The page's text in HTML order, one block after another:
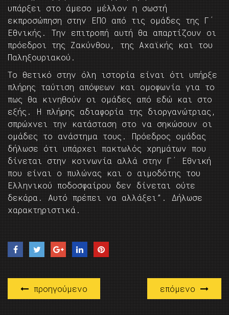
υπάρξει στο άμεσο μέλλον η σωστή
εκπροσώπηση στην ΕΠΟ από τις ομάδες της Γ΄
Εθνικής. Την επιτροπή αυτή θα απαρτίζουν οι
πρόεδροι της Ζακύνθου, της Αχαϊκής και του
Παληξουριακού.
Το θετικό στην όλη ιστορία είναι ότι υπήρξε
πλήρης ταύτιση απόψεων και ομοφωνία για το
πως θα κινηθούν οι ομάδες από εδώ και στο
εξής. Η πλήρης αδιαφορία της διοργανώτριας,
σπρώχνει την κατάσταση στο να σηκώσουν οι
ομάδες το ανάστημα τους. Πρόεδρος ομάδας
δήλωσε ότι υπάρχει πακτωλός χρημάτων που
δίνεται στην κοινωνία αλλά στην Γ΄ Εθνική
που είναι ο πυλώνας και ο αιμοδότης του
Ελληνικού ποδοσφαίρου δεν δίνεται ούτε
δεκάρα. Αυτό πρέπει να αλλάξει”. Δήλωσε
χαρακτηριστικά.
προηγούμενο επόμενο